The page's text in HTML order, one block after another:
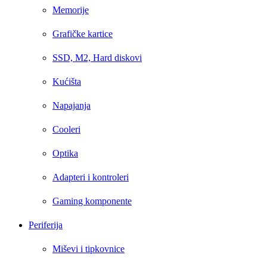
Memorije
Grafičke kartice
SSD, M2, Hard diskovi
Kućišta
Napajanja
Cooleri
Optika
Adapteri i kontroleri
Gaming komponente
Periferija
Miševi i tipkovnice